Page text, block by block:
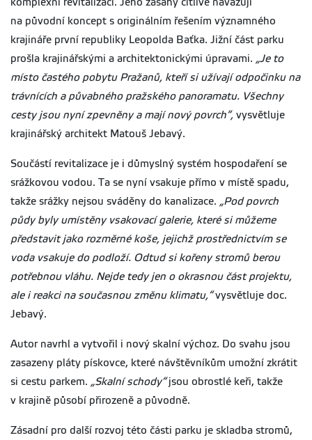
na původní koncept s originálním řešením významného
krajináře první republiky Leopolda Baťka. Jižní část parku
prošla krajinářskými a architektonickými úpravami. „Je to
místo častého pobytu Pražanů, kteří si užívají odpočinku na
trávnících a půvabného pražského panoramatu. Všechny
cesty jsou nyní zpevněny a mají nový povrch“, vysvětluje
krajinářský architekt Matouš Jebavý.
Součástí revitalizace je i důmyslný systém hospodaření se
srážkovou vodou. Ta se nyní vsakuje přímo v místě spadu,
takže srážky nejsou sváděny do kanalizace. „Pod povrch
půdy byly umístěny vsakovací galerie, které si můžeme
představit jako rozměrné koše, jejichž prostřednictvím se
voda vsakuje do podloží. Odtud si kořeny stromů berou
potřebnou vláhu. Nejde tedy jen o okrasnou část projektu,
ale i reakci na současnou změnu klimatu,“vysvětluje doc.
Jebavý.
Autor navrhl a vytvořil i nový skalní výchoz. Do svahu jsou
zasazeny pláty pískovce, které návštěvníkům umožní zkrátit
si cestu parkem. „Skalní schody“jsou obrostlé keři, takže
v krajině působí přirozeně a původně.
Zásadní pro další rozvoj této části parku je skladba stromů,